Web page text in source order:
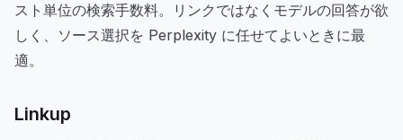
スト単位の検索手数料。リンクではなくモデルの回答が欲
しく、ソース選択を Perplexity に任せてよいときに最
適。
Linkup